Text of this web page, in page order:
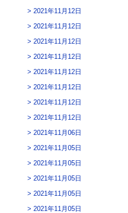
2021年11月12日
2021年11月12日
2021年11月12日
2021年11月12日
2021年11月12日
2021年11月12日
2021年11月12日
2021年11月12日
2021年11月06日
2021年11月05日
2021年11月05日
2021年11月05日
2021年11月05日
2021年11月05日